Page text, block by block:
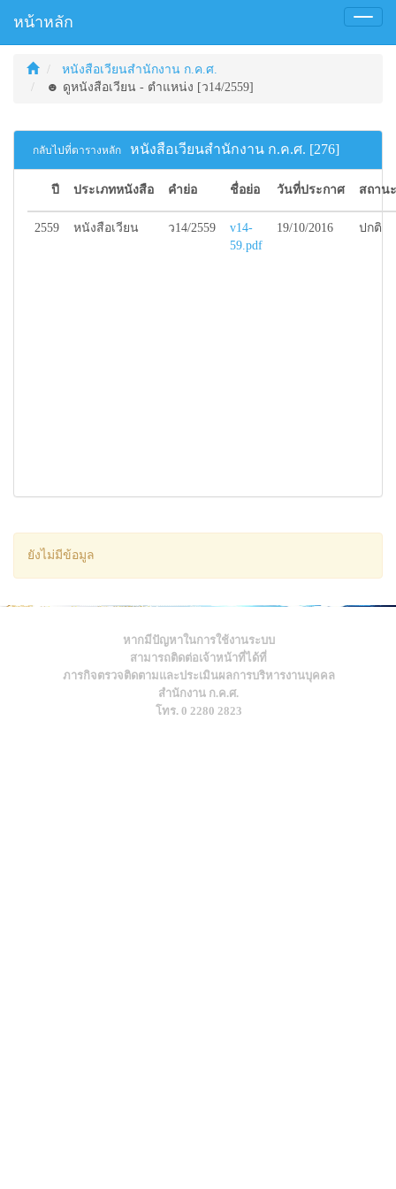
หน้าหลัก
Toggle
หนังสือเวียนสำนักงาน ก.ค.ศ.
☻ ดูหนังสือเวียน - ตำแหน่ง [ว14/2559]
กลับไปที่ตารางหลัก หนังสือเวียนสำนักงาน ก.ค.ศ. [276]
ปี ประเภทหนังสือ คำย่อ ชื่อย่อ วันที่ประกาศ สถาน
2559 หนังสือเวียน ว14/2559
v14-
59.pdf
19/10/2016 ปกติ
ยังไม่มีข้อมูล
หากมีปัญหาในการใช้งานระบบ
สามารถติดต่อเจ้าหน้าที่ได้ที่
ภารกิจตรวจติดตามและประเมินผลการบริหารงานบุคคล
สำนักงาน ก.ค.ศ.
โทร. 0 2280 2823